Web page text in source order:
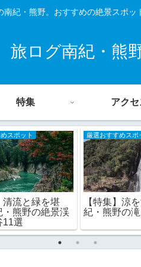
紀・熊野。おすすめの絶景スポッ
旅ログ南紀・熊
特集 アクセ
スポット
清流と緑を堪
・熊野の絶景渓
11選
厳選おすすめスポ
【特集】涼
紀・熊野の